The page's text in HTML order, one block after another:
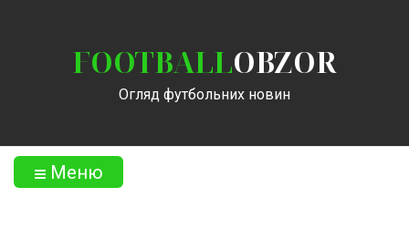
FOOTBALLOBZOR
Огляд футбольних новин
Меню